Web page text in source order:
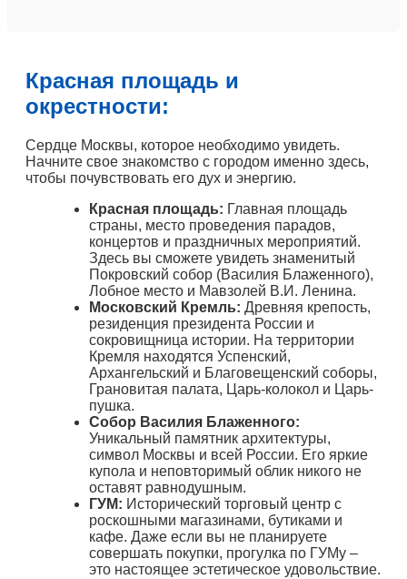
Красная площадь и
окрестности:
Сердце Москвы, которое необходимо увидеть.
Начните свое знакомство с городом именно здесь,
чтобы почувствовать его дух и энергию.
Красная площадь: Главная площадь
страны, место проведения парадов,
концертов и праздничных мероприятий.
Здесь вы сможете увидеть знаменитый
Покровский собор (Василия Блаженного),
Лобное место и Мавзолей В.И. Ленина.
Московский Кремль: Древняя крепость,
резиденция президента России и
сокровищница истории. На территории
Кремля находятся Успенский,
Архангельский и Благовещенский соборы,
Грановитая палата, Царь-колокол и Царь-
пушка.
Собор Василия Блаженного:
Уникальный памятник архитектуры,
символ Москвы и всей России. Его яркие
купола и неповторимый облик никого не
оставят равнодушным.
ГУМ: Исторический торговый центр с
роскошными магазинами, бутиками и
кафе. Даже если вы не планируете
совершать покупки, прогулка по ГУМу –
это настоящее эстетическое удовольствие.